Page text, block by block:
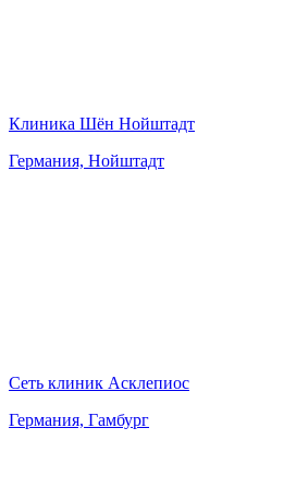
Клиника Шён Нойштадт
Германия, Нойштадт
Сеть клиник Асклепиос
Германия, Гамбург